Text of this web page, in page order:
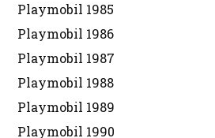
Playmobil 1985
Playmobil 1986
Playmobil 1987
Playmobil 1988
Playmobil 1989
Playmobil 1990